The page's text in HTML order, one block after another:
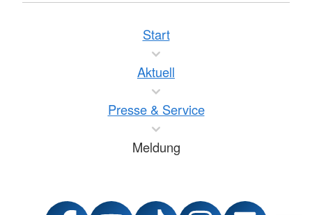
Start
Aktuell
Presse & Service
Meldung